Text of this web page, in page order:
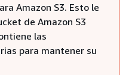
Amazon S3. Esto le
de Amazon S3
las
para mantener su